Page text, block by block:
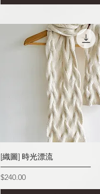
[織圖] 時光漂流
價格
$240.00